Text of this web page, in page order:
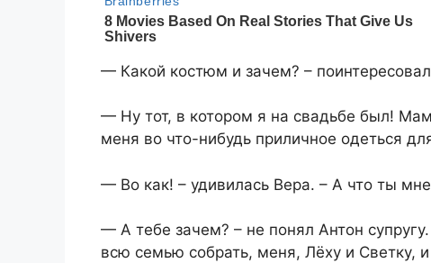
— Какой костюм и зачем? –
— Ну тот, в котором я на свадьбе был!
меня во что-нибудь приличное одеться
— Во как! – удивилась Вера. – А что ты мне
— А тебе зачем? – не понял Антон
всю семью собрать, меня, Лёху и Светку,